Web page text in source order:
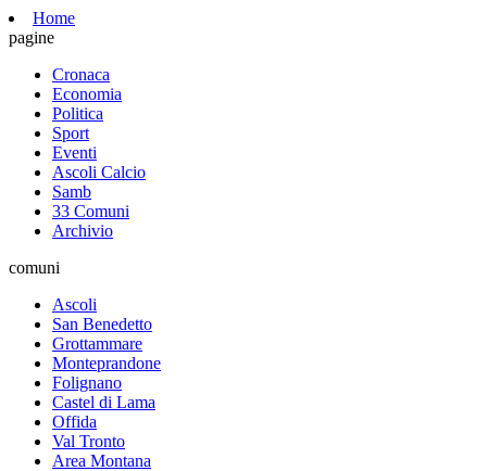
Home
pagine
Cronaca
Economia
Politica
Sport
Eventi
Ascoli Calcio
Samb
33 Comuni
Archivio
comuni
Ascoli
San Benedetto
Grottammare
Monteprandone
Folignano
Castel di Lama
Offida
Val Tronto
Area Montana